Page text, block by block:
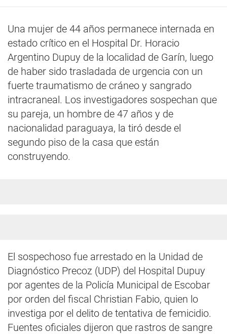
Una mujer de 44 años permanece internada en
estado crítico en el Hospital Dr. Horacio
Argentino Dupuy de la localidad de Garín, luego
de haber sido trasladada de urgencia con un
fuerte traumatismo de cráneo y sangrado
intracraneal. Los investigadores sospechan que
su pareja, un hombre de 47 años y de
nacionalidad paraguaya, la tiró desde el
segundo piso de la casa que están
construyendo.
El sospechoso fue arrestado en la Unidad de
Diagnóstico Precoz (UDP) del Hospital Dupuy
por agentes de la Policía Municipal de Escobar
por orden del fiscal Christian Fabio, quien lo
investiga por el delito de tentativa de femicidio.
Fuentes oficiales dijeron que rastros de sangre